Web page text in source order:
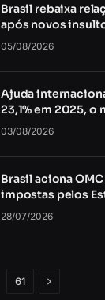
Brasil rebaixa
após novos
05/08/2026
Ajuda
23,1% em 2025,
03/08/2026
Brasil aciona
impostas pelos
28/07/2026
61 Próximo